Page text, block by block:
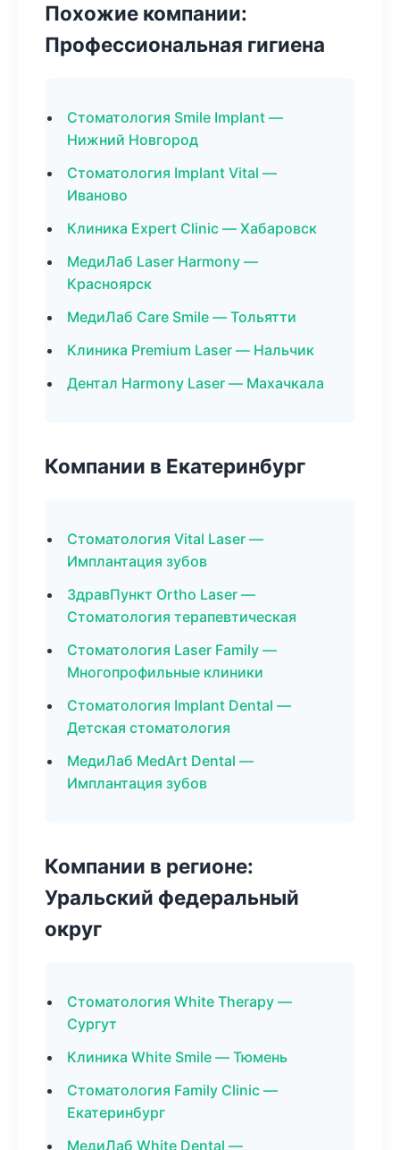
Похожие компании:
Профессиональная гигиена
Стоматология Smile Implant —
Нижний Новгород
Стоматология Implant Vital —
Иваново
Клиника Expert Clinic — Хабаровск
МедиЛаб Laser Harmony —
Красноярск
МедиЛаб Care Smile — Тольятти
Клиника Premium Laser — Нальчик
Дентал Harmony Laser — Махачкала
Компании в Екатеринбург
Стоматология Vital Laser —
Имплантация зубов
ЗдравПункт Ortho Laser —
Стоматология терапевтическая
Стоматология Laser Family —
Многопрофильные клиники
Стоматология Implant Dental —
Детская стоматология
МедиЛаб MedArt Dental —
Имплантация зубов
Компании в регионе:
Уральский федеральный
округ
Стоматология White Therapy —
Сургут
Клиника White Smile — Тюмень
Стоматология Family Clinic —
Екатеринбург
МедиЛаб White Dental —